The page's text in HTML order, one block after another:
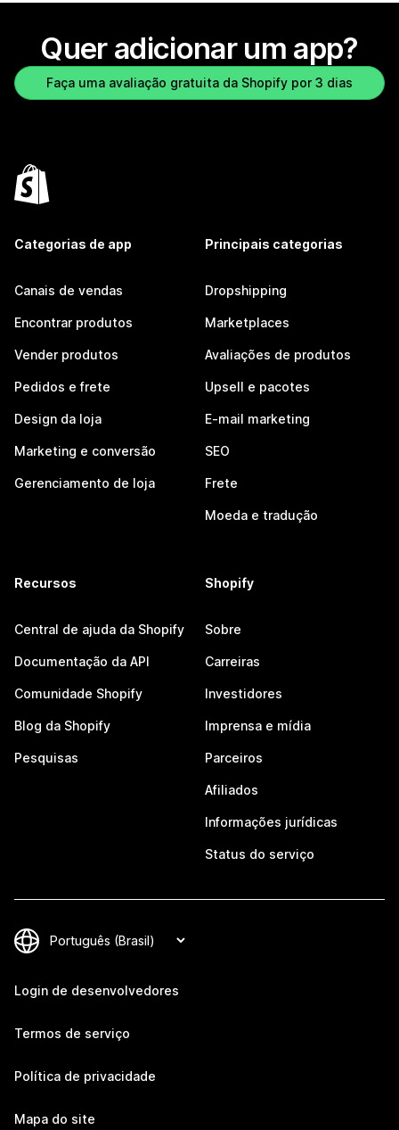
Quer adicionar um app?
Faça uma avaliação gratuita da Shopify por 3 dias
Categorias de app
Canais de vendas
Encontrar produtos
Vender produtos
Pedidos e frete
Design da loja
Marketing e conversão
Gerenciamento de loja
Principais categorias
Dropshipping
Marketplaces
Avaliações de produtos
Upsell e pacotes
E-mail marketing
SEO
Frete
Moeda e tradução
Recursos
Central de ajuda da Shopify
Documentação da API
Comunidade Shopify
Blog da Shopify
Pesquisas
Shopify
Sobre
Carreiras
Investidores
Imprensa e mídia
Parceiros
Afiliados
Informações jurídicas
Status do serviço
Login de desenvolvedores
Termos de serviço
Política de privacidade
Mapa do site